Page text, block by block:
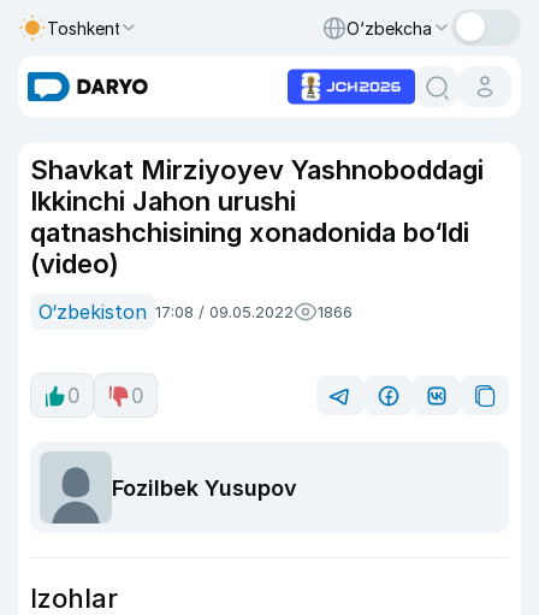
Toshkent O‘zbekcha
Shavkat Mirziyoyev Yashnoboddagi
Ikkinchi Jahon urushi
qatnashchisining xonadonida bo‘ldi
(video)
O‘zbekiston 17:08 / 09.05.2022 1866
0 0
Fozilbek Yusupov
Izohlar